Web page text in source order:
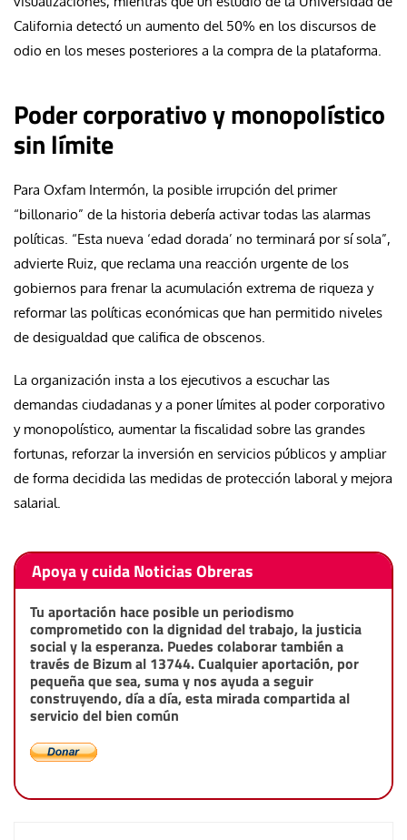
California detectó un aumento del 50% en los discursos de
odio en los meses posteriores a la compra de la plataforma.
Poder corporativo y monopolístico
sin límite
Para Oxfam Intermón, la posible irrupción del primer
“billonario” de la historia debería activar todas las alarmas
políticas. “Esta nueva ‘edad dorada’ no terminará por sí sola”,
advierte Ruiz, que reclama una reacción urgente de los
gobiernos para frenar la acumulación extrema de riqueza y
reformar las políticas económicas que han permitido niveles
de desigualdad que califica de obscenos.
La organización insta a los ejecutivos a escuchar las
demandas ciudadanas y a poner límites al poder corporativo
y monopolístico, aumentar la fiscalidad sobre las grandes
fortunas, reforzar la inversión en servicios públicos y ampliar
de forma decidida las medidas de protección laboral y mejora
salarial.
Apoya y cuida Noticias Obreras
Tu aportación hace posible un periodismo
comprometido con la dignidad del trabajo, la justicia
social y la esperanza. Puedes colaborar también a
través de Bizum al 13744. Cualquier aportación, por
pequeña que sea, suma y nos ayuda a seguir
construyendo, día a día, esta mirada compartida al
servicio del bien común